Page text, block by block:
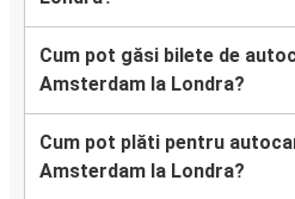
Cum pot găsi bilete de
Amsterdam la Londra?
Cum pot plăti pentru
Amsterdam la Londra?